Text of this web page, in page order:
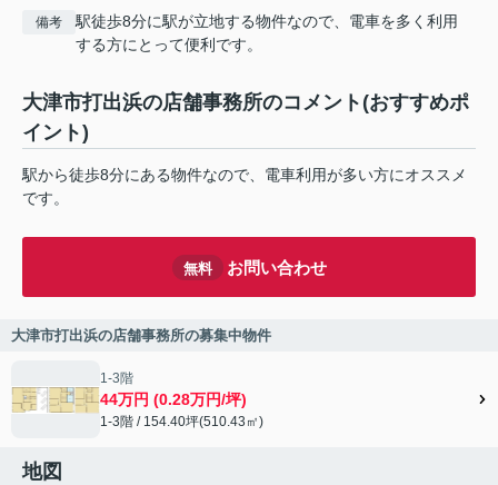
備考
駅徒歩8分に駅が立地する物件なので、電車を多く利用
する方にとって便利です。
大津市打出浜の店舗事務所のコメント(おすすめポ
イント)
駅から徒歩8分にある物件なので、電車利用が多い方にオススメ
です。
無料 お問い合わせ
大津市打出浜の店舗事務所の募集中物件
1-3階
44万円 (0.28万円/坪)
1-3階 / 154.40坪(510.43㎡)
地図